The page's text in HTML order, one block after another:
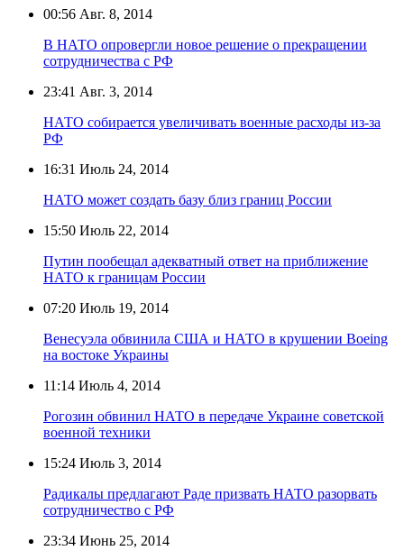
00:56 Авг. 8, 2014
В НАТО опровергли новое решение о прекращении
сотрудничества с РФ
23:41 Авг. 3, 2014
НАТО собирается увеличивать военные расходы из-за
РФ
16:31 Июль 24, 2014
НАТО может создать базу близ границ России
15:50 Июль 22, 2014
Путин пообещал адекватный ответ на приближение
НАТО к границам России
07:20 Июль 19, 2014
Венесуэла обвинила США и НАТО в крушении Boeing
на востоке Украины
11:14 Июль 4, 2014
Рогозин обвинил НАТО в передаче Украине советской
военной техники
15:24 Июль 3, 2014
Радикалы предлагают Раде призвать НАТО разорвать
сотрудничество с РФ
23:34 Июнь 25, 2014